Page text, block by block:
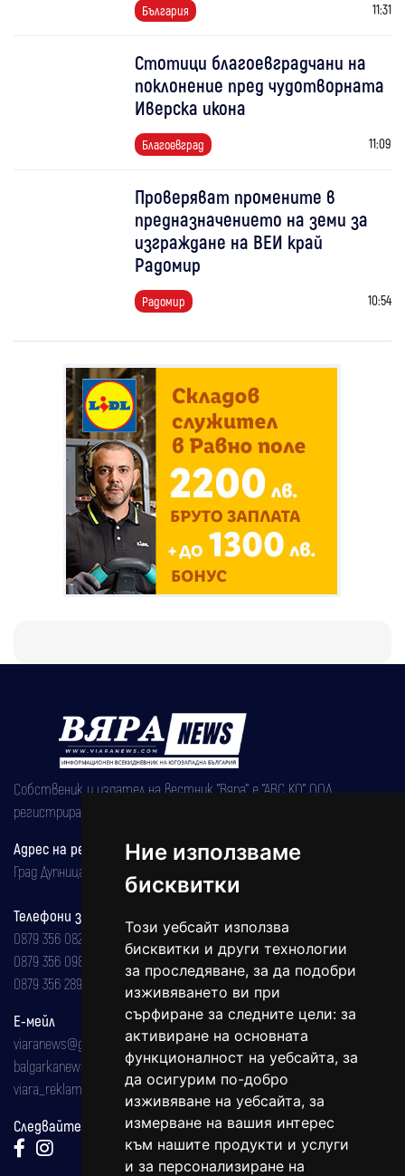
Ние използваме
бисквитки
Този уебсайт използва
бисквитки и други технологии
за проследяване, за да подобри
изживяването ви при
сърфиране за следните цели: за
активиране на основната
функционалност на уебсайта, за
да осигурим по-добро
изживяване на уебсайта, за
измерване на вашия интерес
към нашите продукти и услуги
и за персонализиране на
България 11:31
Стотици благоевградчани на
поклонение пред чудотворната
Иверска икона
Благоевград 11:09
Проверяват промените в
предназначението на земи за
изграждане на ВЕИ край
Радомир
Радомир 10:54
Собственик и издател на вестник "Вяра" е "АВС КО" ООД,
регистрирана на 08.05.2002 година.
Адрес на редакцията
Град Дупница, ул.''Христо Ботев" 43
Телефони за реклама и абонаменти
0879 356 082
0879 356 098
0879 356 289
Е-мейл
viaranews@gmail.com
balgarkanews@gmail.com
viara_reklama@mail.bg
Следвайте ни: